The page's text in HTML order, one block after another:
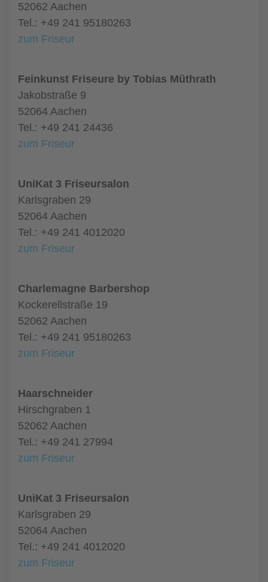
52062 Aachen
Tel.: +49 241 95180263
zum Friseur
Feinkunst Friseure by Tobias Müthrath
Jakobstraße 9
52064 Aachen
Tel.: +49 241 24436
zum Friseur
UniKat 3 Friseursalon
Karlsgraben 29
52064 Aachen
Tel.: +49 241 4012020
zum Friseur
Charlemagne Barbershop
Kockerellstraße 19
52062 Aachen
Tel.: +49 241 95180263
zum Friseur
Haarschneider
Hirschgraben 1
52062 Aachen
Tel.: +49 241 27994
zum Friseur
UniKat 3 Friseursalon
Karlsgraben 29
52064 Aachen
Tel.: +49 241 4012020
zum Friseur